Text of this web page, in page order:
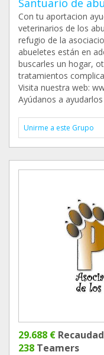
Santuario de
Con tu aportacion
veterinarios de los
refugio de la
abueletes están en
buscarles un hogar,
tratamientos
Visita nuestra web:
Ayúdanos a ayudarlos
Unirme a este Grupo
29.688 €
238 Teamers